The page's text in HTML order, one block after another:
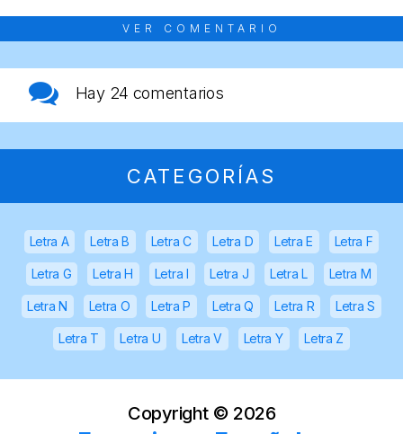
VER COMENTARIO
Hay 24 comentarios
CATEGORÍAS
Letra A Letra B Letra C Letra D Letra E Letra F
Letra G Letra H Letra I Letra J Letra L Letra M
Letra N Letra O Letra P Letra Q Letra R Letra S
Letra T Letra U Letra V Letra Y Letra Z
Copyright © 2026